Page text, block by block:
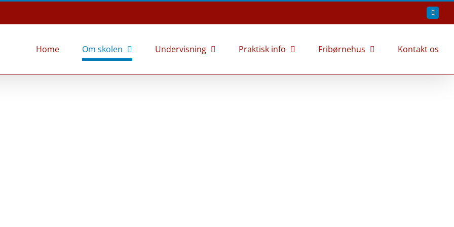
Home Om skolen Undervisning Praktisk info Fribørnehus Kontakt os